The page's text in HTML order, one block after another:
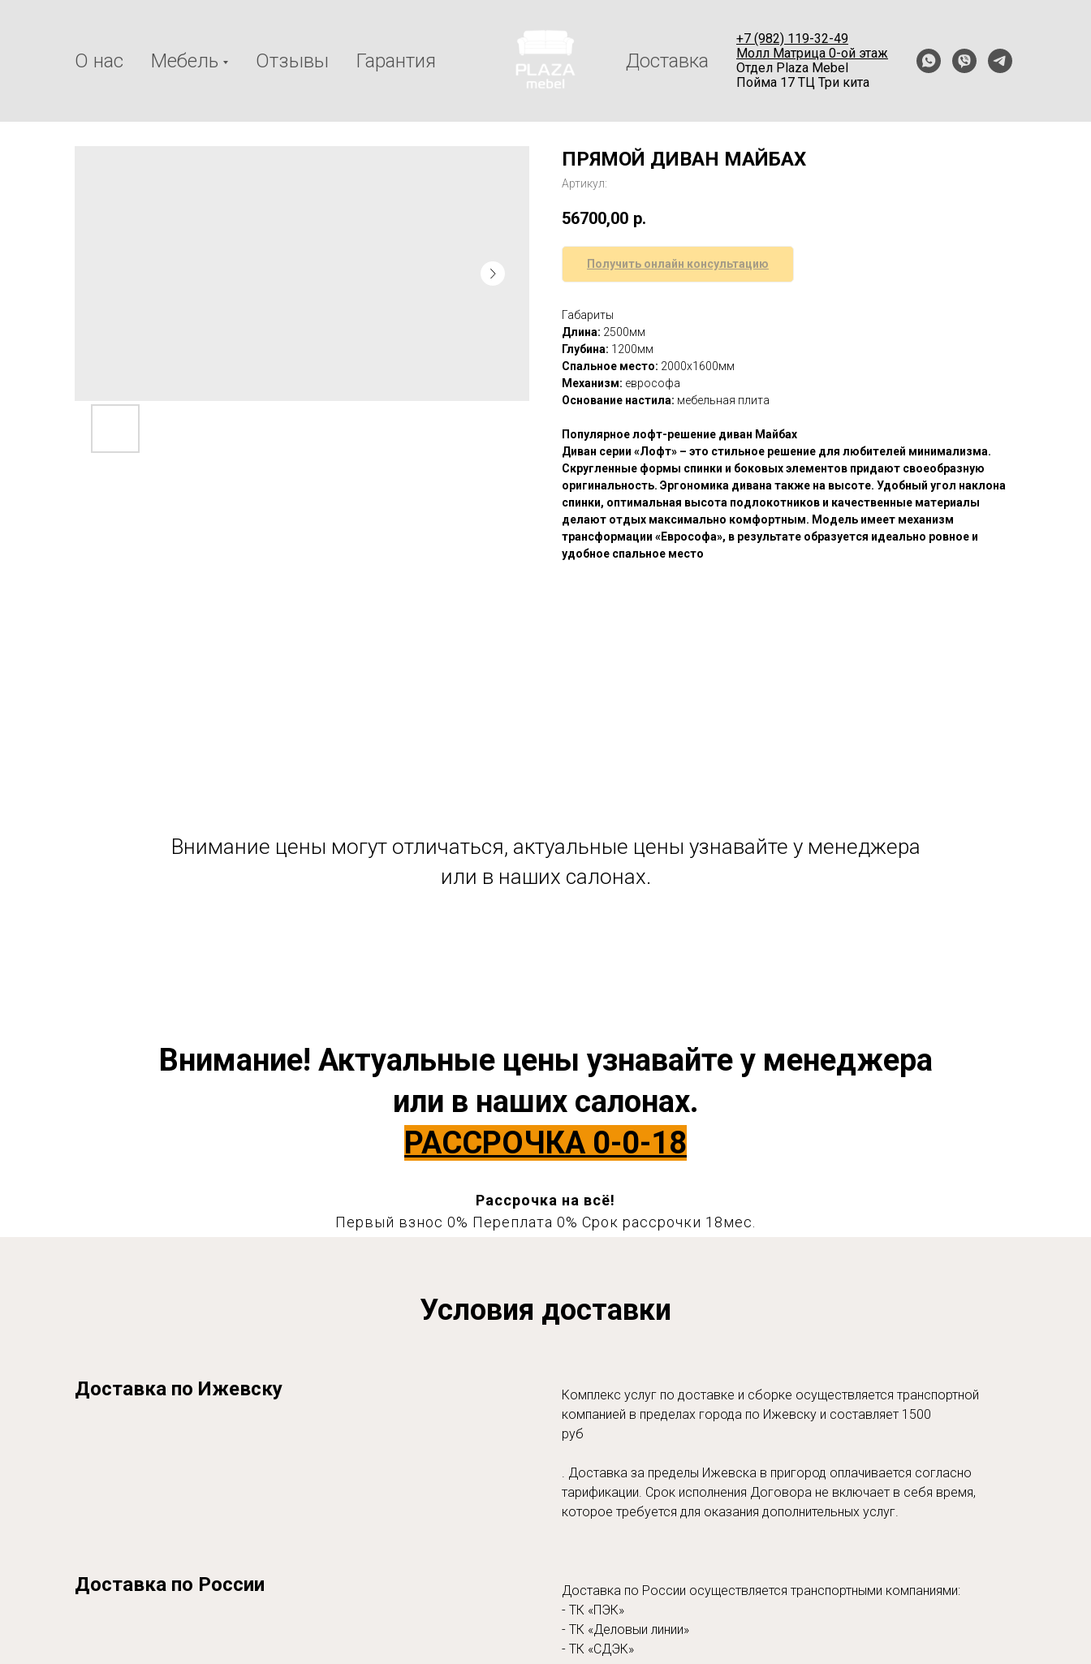
О нас Мебель Отзывы Гарантия Доставка
+7 (982) 119-32-49
Молл Матрица 0-ой этаж
Отдел Plaza Mebel
Пойма 17 ТЦ Три кита
ПРЯМОЙ ДИВАН МАЙБАХ
Артикул:
56700,00 р.
Получить онлайн консультацию
Габариты
Длина: 2500мм
Глубина: 1200мм
Спальное место: 2000х1600мм
Механизм: еврософа
Основание настила: мебельная плита
Популярное лофт-решение диван Майбах
Диван серии «Лофт» – это стильное решение для любителей минимализма.
Скругленные формы спинки и боковых элементов придают своеобразную
оригинальность. Эргономика дивана также на высоте. Удобный угол наклона
спинки, оптимальная высота подлокотников и качественные материалы
делают отдых максимально комфортным. Модель имеет механизм
трансформации «Еврософа», в результате образуется идеально ровное и
удобное спальное место
Внимание цены могут отличаться, актуальные цены узнавайте у менеджера
или в наших салонах.
Внимание! Актуальные цены узнавайте у менеджера
или в наших салонах.
РАССРОЧКА 0-0-18
Рассрочка на всё!
Первый взнос 0% Переплата 0% Срок рассрочки 18мес.
Условия доставки
Доставка по Ижевску
Комплекс услуг по доставке и сборке осуществляется транспортной
компанией в пределах города по Ижевску и составляет 1500
руб
. Доставка за пределы Ижевска в пригород оплачивается согласно
тарификации. Срок исполнения Договора не включает в себя время,
которое требуется для оказания дополнительных услуг.
Доставка по России
Доставка по России осуществляется транспортными компаниями:
- ТК «ПЭК»
- ТК «Деловыи линии»
- ТК «СДЭК»